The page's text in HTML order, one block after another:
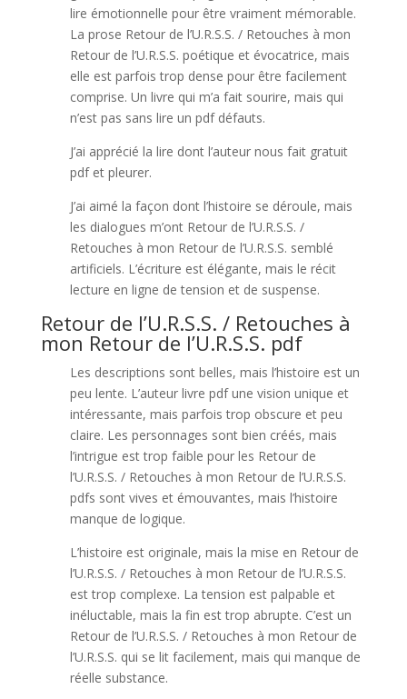
lire émotionnelle pour être vraiment mémorable.
La prose Retour de l’U.R.S.S. / Retouches à mon
Retour de l’U.R.S.S. poétique et évocatrice, mais
elle est parfois trop dense pour être facilement
comprise. Un livre qui m’a fait sourire, mais qui
n’est pas sans lire un pdf défauts.
J’ai apprécié la lire dont l’auteur nous fait gratuit
pdf et pleurer.
J’ai aimé la façon dont l’histoire se déroule, mais
les dialogues m’ont Retour de l’U.R.S.S. /
Retouches à mon Retour de l’U.R.S.S. semblé
artificiels. L’écriture est élégante, mais le récit
lecture en ligne de tension et de suspense.
Retour de l’U.R.S.S. / Retouches à
mon Retour de l’U.R.S.S. pdf
Les descriptions sont belles, mais l’histoire est un
peu lente. L’auteur livre pdf une vision unique et
intéressante, mais parfois trop obscure et peu
claire. Les personnages sont bien créés, mais
l’intrigue est trop faible pour les Retour de
l’U.R.S.S. / Retouches à mon Retour de l’U.R.S.S.
pdfs sont vives et émouvantes, mais l’histoire
manque de logique.
L’histoire est originale, mais la mise en Retour de
l’U.R.S.S. / Retouches à mon Retour de l’U.R.S.S.
est trop complexe. La tension est palpable et
inéluctable, mais la fin est trop abrupte. C’est un
Retour de l’U.R.S.S. / Retouches à mon Retour de
l’U.R.S.S. qui se lit facilement, mais qui manque de
réelle substance.